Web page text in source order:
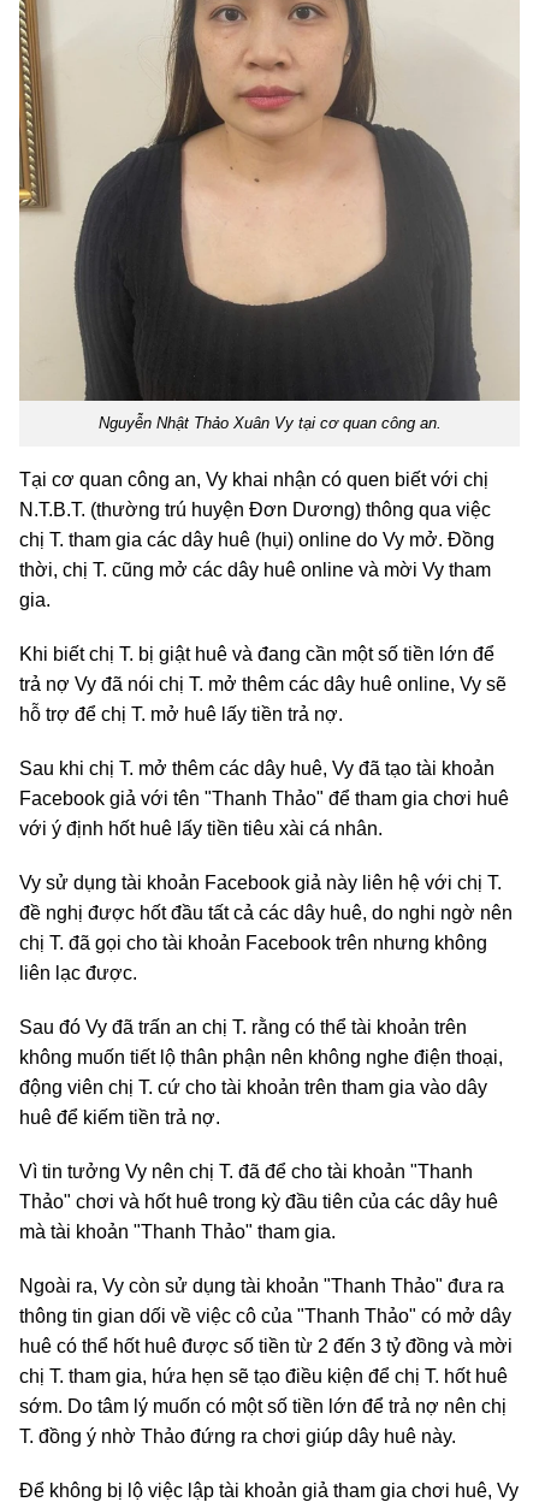
Nguyễn Nhật Thảo Xuân Vy tại cơ quan công an.
Tại cơ quan công an, Vy khai nhận có quen biết với chị
N.T.B.T. (thường trú huyện Đơn Dương) thông qua việc
chị T. tham gia các dây huê (hụi) online do Vy mở. Đồng
thời, chị T. cũng mở các dây huê online và mời Vy tham
gia.
Khi biết chị T. bị giật huê và đang cần một số tiền lớn để
trả nợ Vy đã nói chị T. mở thêm các dây huê online, Vy sẽ
hỗ trợ để chị T. mở huê lấy tiền trả nợ.
Sau khi chị T. mở thêm các dây huê, Vy đã tạo tài khoản
Facebook giả với tên "Thanh Thảo" để tham gia chơi huê
với ý định hốt huê lấy tiền tiêu xài cá nhân.
Vy sử dụng tài khoản Facebook giả này liên hệ với chị T.
đề nghị được hốt đầu tất cả các dây huê, do nghi ngờ nên
chị T. đã gọi cho tài khoản Facebook trên nhưng không
liên lạc được.
Sau đó Vy đã trấn an chị T. rằng có thể tài khoản trên
không muốn tiết lộ thân phận nên không nghe điện thoại,
động viên chị T. cứ cho tài khoản trên tham gia vào dây
huê để kiếm tiền trả nợ.
Vì tin tưởng Vy nên chị T. đã để cho tài khoản "Thanh
Thảo" chơi và hốt huê trong kỳ đầu tiên của các dây huê
mà tài khoản "Thanh Thảo" tham gia.
Ngoài ra, Vy còn sử dụng tài khoản "Thanh Thảo" đưa ra
thông tin gian dối về việc cô của "Thanh Thảo" có mở dây
huê có thể hốt huê được số tiền từ 2 đến 3 tỷ đồng và mời
chị T. tham gia, hứa hẹn sẽ tạo điều kiện để chị T. hốt huê
sớm. Do tâm lý muốn có một số tiền lớn để trả nợ nên chị
T. đồng ý nhờ Thảo đứng ra chơi giúp dây huê này.
Để không bị lộ việc lập tài khoản giả tham gia chơi huê, Vy